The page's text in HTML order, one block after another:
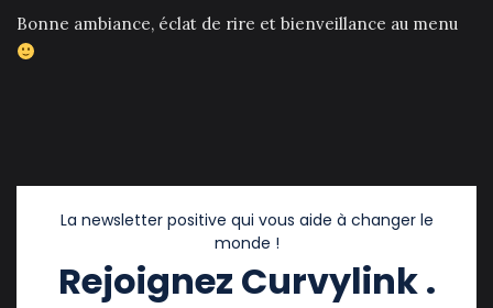
Bonne ambiance, éclat de rire et bienveillance au menu
La newsletter positive qui vous aide à changer le
monde !
Rejoignez Curvylink .